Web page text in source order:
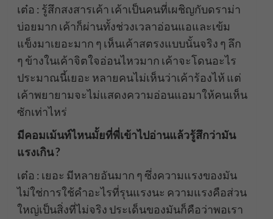
เต๋อ : รู้สึกสงสารเค้า เค้าเป็นคนที่เผชิญกับดราม่า
บ่อยมาก เค้าก็ผ่านทั้งช่วงเวลาอ่อนแอและเข้ม
แข็งมาเยอะมาก ๆ เห็นเค้าสตรงแบบนั้นจริง ๆ ลึก
ๆ ข้างในเค้าจิตใจอ่อนไหวมาก เค้าจะโดนอะไร
ประมาณนี้เยอะ หลายคนไม่เห็นว่าเค้าร้องไห้ แต่
เค้าพยายามจะไม่แสดงความอ่อนแอมาให้คนเห็น
ซักเท่าไหร่
มีคอมเม้นท์ไหนมั้ยที่พี่เข้าไปอ่านแล้วรู้สึกว่ามัน
แรงเกิน ?
เต๋อ : เยอะ มีหลายอันมาก ๆ ซึ่งความแรงของมัน
ไม่ใช่การใช้คำอะไรที่รุนแรงนะ ความแรงคือส่วน
ใหญ่เป็นสิ่งที่ไม่จริง ประเด็นของมันก็คือว่าพอเรา